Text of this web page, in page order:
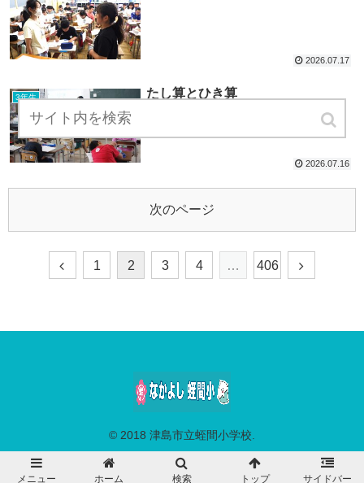
2026.07.17
3年生 たし算とひき算
2026.07.16
次のページ
1 2 3 4 … 406
© 2018 津島市立蛭間小学校.
メニュー ホーム 検索 トップ サイドバー